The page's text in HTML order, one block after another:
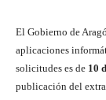
El Gobierno de
aplicaciones
solicitudes es de 10
publicación del